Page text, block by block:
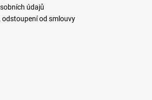
údajů
odstoupení od smlouvy